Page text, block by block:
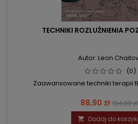
TECHNIKI ROZLUŹNIENIA
Autor: Leon
(0)
Zaawansowane techniki terapii
Cena
88,90 zł Cena
104,00 zł
 Dodaj do